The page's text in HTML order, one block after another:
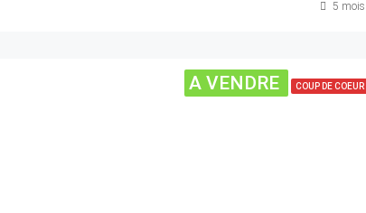
5 mois
A VENDRE COUP DE COEUR